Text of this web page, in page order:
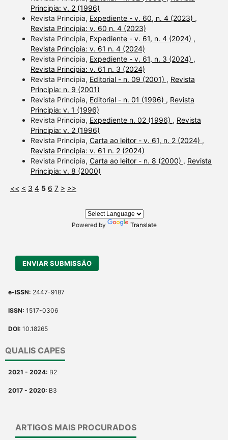
Principia: v. 2 (1996)
Revista Principia, Expediente - v. 60, n. 4 (2023) ,
Revista Principia: v. 60 n. 4 (2023)
Revista Principia, Expediente - v. 61, n. 4 (2024) ,
Revista Principia: v. 61 n. 4 (2024)
Revista Principia, Expediente - v. 61, n. 3 (2024) ,
Revista Principia: v. 61 n. 3 (2024)
Revista Principia, Editorial - n. 09 (2001) , Revista
Principia: n. 9 (2001)
Revista Principia, Editorial - n. 01 (1996) , Revista
Principia: v. 1 (1996)
Revista Principia, Expediente n. 02 (1996) , Revista
Principia: v. 2 (1996)
Revista Principia, Carta ao leitor - v. 61, n. 2 (2024) ,
Revista Principia: v. 61 n. 2 (2024)
Revista Principia, Carta ao leitor - n. 8 (2000) , Revista
Principia: v. 8 (2000)
<< < 3 4 5 6 7 > >>
Powered by Translate
ENVIAR SUBMISSÃO
e-ISSN: 2447-9187
ISSN: 1517-0306
DOI: 10.18265
QUALIS CAPES
2021 - 2024: B2
2017 - 2020: B3
ARTIGOS MAIS PROCURADOS